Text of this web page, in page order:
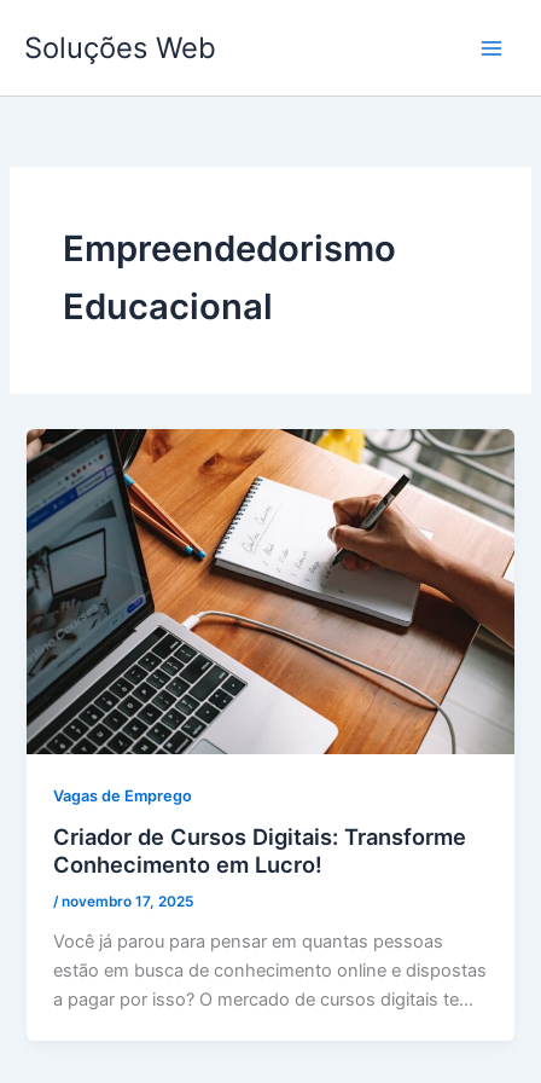
para
conteúdo
Soluções Web
Empreendedorismo
Educacional
Vagas de Emprego
Criador de Cursos Digitais: Transforme
Conhecimento em Lucro!
/novembro 17, 2025
Você já parou para pensar em quantas pessoas
estão em busca de conhecimento online e dispostas
a pagar por isso? O mercado de cursos digitais te…